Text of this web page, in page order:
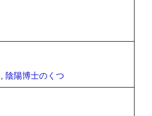
, 陰陽博士のくつ